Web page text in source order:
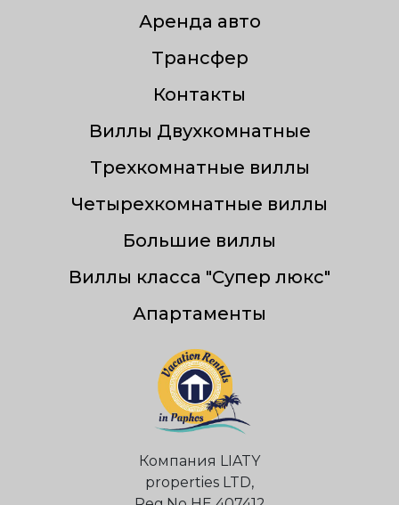
Компания LIATY
properties LTD,
Аренда авто
Трансфер
Контакты
Виллы Двухкомнатные
Трехкомнатные виллы
Четырехкомнатные виллы
Большие виллы
Виллы класса "Супер люкс"
Апартаменты